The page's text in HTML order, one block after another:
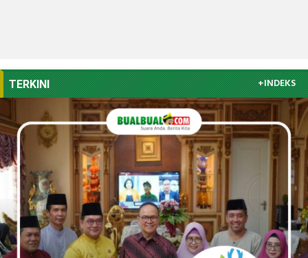
TERKINI +INDEKS